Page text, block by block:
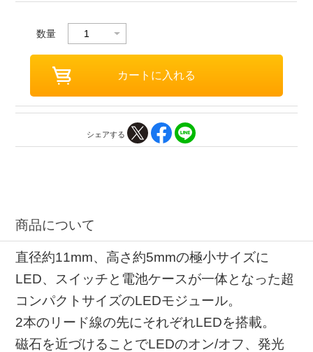
数量
シェアする
商品について
直径約11mm、高さ約5mmの極小サイズに
LED、スイッチと電池ケースが一体となった超
コンパクトサイズのLEDモジュール。
2本のリード線の先にそれぞれLEDを搭載。
磁石を近づけることでLEDのオン/オフ、発光